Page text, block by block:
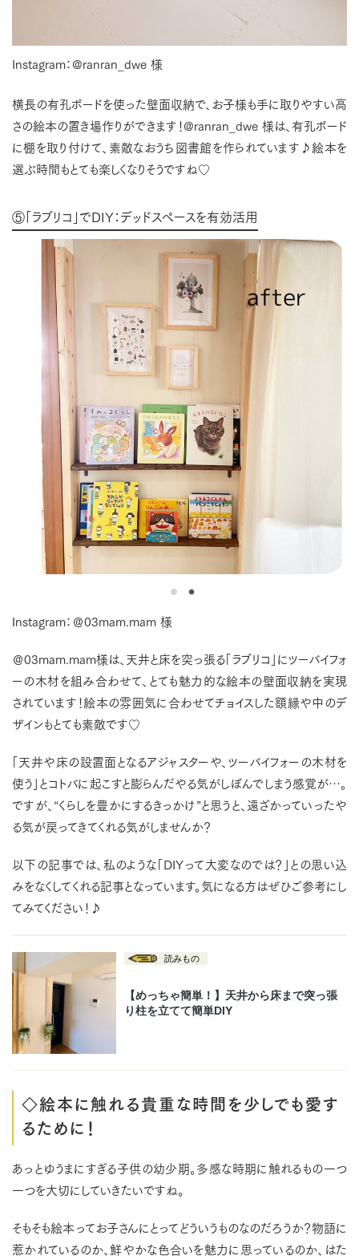
Instagram：@ranran_dwe 様
横長の有孔ボードを使った壁面収納で、お子様も手に取りやすい高
さの絵本の置き場作りができます！@ranran_dwe 様は、有孔ボード
に棚を取り付けて、素敵なおうち図書館を作られています♪絵本を
選ぶ時間もとても楽しくなりそうですね♡
⑤「ラブリコ」でDIY：デッドスペースを有効活用
Instagram：＠03mam.mam 様
＠03mam.mam様は、天井と床を突っ張る「ラブリコ」にツーバイフォ
ーの木材を組み合わせて、とても魅力的な絵本の壁面収納を実現
されています！絵本の雰囲気に合わせてチョイスした額縁や中のデ
ザインもとても素敵です♡
「天井や床の設置面となるアジャスターや、ツーバイフォーの木材を
使う」とコトバに起こすと膨らんだやる気がしぼんでしまう感覚が…。
ですが、“くらしを豊かにするきっかけ”と思うと、遠ざかっていったや
る気が戻ってきてくれる気がしませんか？
以下の記事では、私のような「DIYって大変なのでは？」との思い込
みをなくしてくれる記事となっています。気になる方はぜひご参考にし
てみてください！♪
◇絵本に触れる貴重な時間を少しでも愛す
るために！
あっとゆうまにすぎる子供の幼少期。多感な時期に触れるもの一つ
一つを大切にしていきたいですね。
そもそも絵本ってお子さんにとってどういうものなのだろうか？物語に
惹かれているのか、鮮やかな色合いを魅力に思っているのか、はた